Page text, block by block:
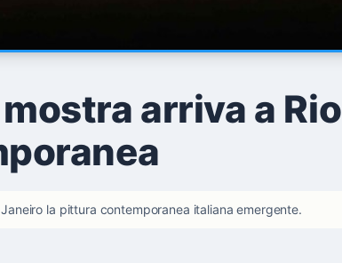
arriva a
la pittura contemporanea italiana emergente.